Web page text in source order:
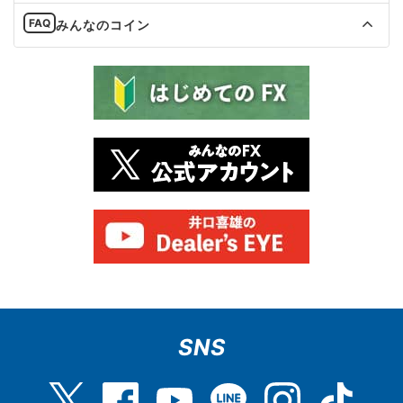
みんなのコイン
SNS